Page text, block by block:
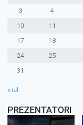
3
4
10
11
17
18
24
25
31
« iul.
PREZENTATORI